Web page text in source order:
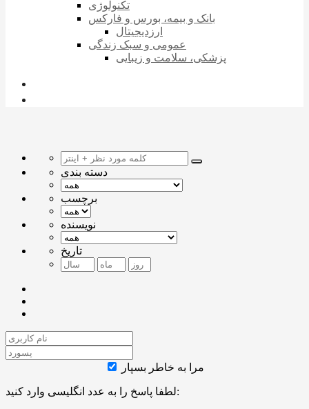
تکنولوژی
بانک و بیمه، بورس و فارکس
ارزدیجیتال
عمومی و سبک زندگی
پزشکی، سلامت و زیبایی
دسته بندی
برچسب
نویسنده
تاریخ
مرا به خاطر بسپار
لطفا پاسخ را به عدد انگلیسی وارد کنید: